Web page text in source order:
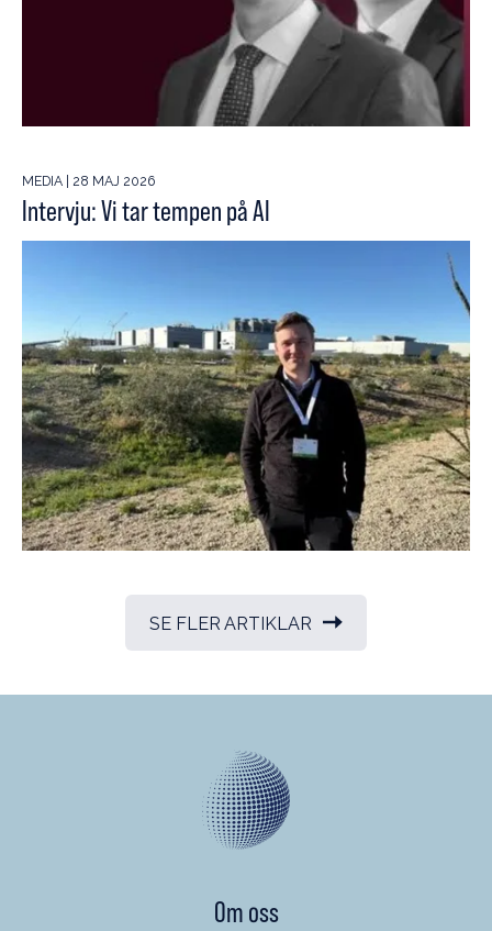
MEDIA | 28 MAJ 2026
Intervju: Vi tar tempen på AI
SE FLER ARTIKLAR
Om oss